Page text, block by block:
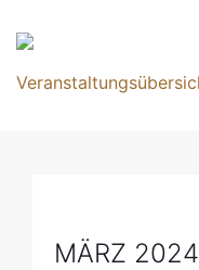
MÄRZ 2024